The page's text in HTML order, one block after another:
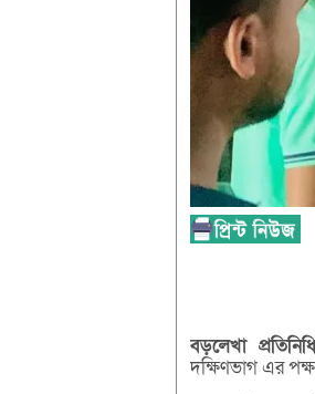
বড়লেখা
দক্ষিণভাগ এর পক্ষ